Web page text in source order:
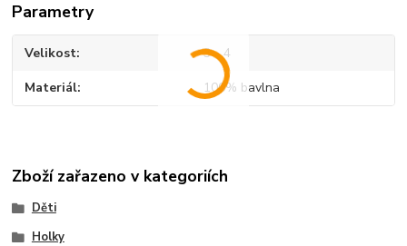
Parametry
Velikost 3 - 4
Materiál 100% bavlna
Zboží zařazeno v kategoriích
Děti
Holky